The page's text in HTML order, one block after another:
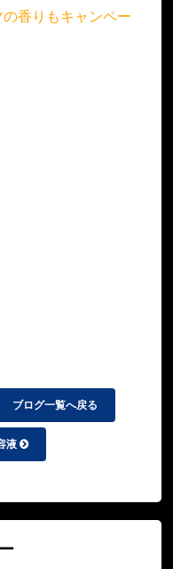
香りもキャンペー
ブログ一覧へ戻る
液